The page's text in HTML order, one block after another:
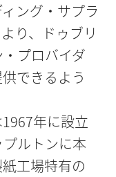
ング・サプラ
り、ドゥブリ
プロバイダ
できるよう
年に設立
ルトンに本
工場特有の